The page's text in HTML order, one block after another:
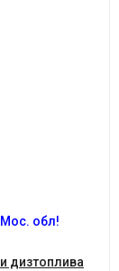
Мос. обл!
дизтоплива